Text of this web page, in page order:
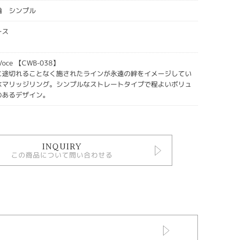
シンプル
ス
【CWB-038】
途切れることなく施されたラインが永遠の絆をイメージしてい
マリッジリング。シンプルなストレートタイプで程よいボリュ
るデザイン。
INQUIRY
この商品について問い合わせる